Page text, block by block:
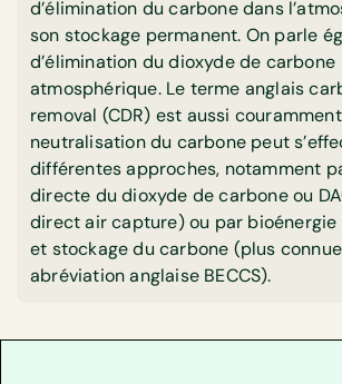
d’élimination du carbone dans
son stockage permanent. On parle
d’élimination du dioxyde de carbone
atmosphérique. Le terme anglais
removal (CDR) est aussi
neutralisation du carbone peut
différentes approches, notamment
directe du dioxyde de carbone ou
direct air capture) ou par
et stockage du carbone (plus
abréviation anglaise BECCS).